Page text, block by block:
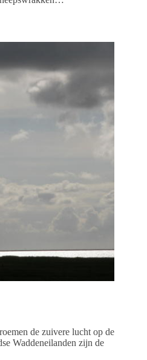
de zuivere lucht op de
Waddeneilanden zijn de